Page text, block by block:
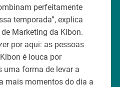
perfeitamente
temporada”, explica
Marketing da Kibon.
por aqui: as pessoas
é louca por
uma forma de levar a
mais momentos do dia a